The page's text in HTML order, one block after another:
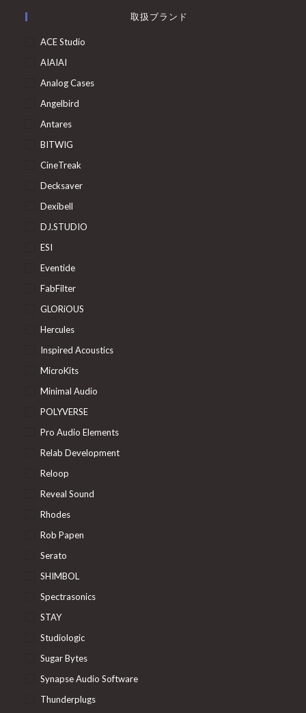
取扱ブランド
ACE Studio
AIAIAI
Analog Cases
Angelbird
Antares
BITWIG
CineTreak
Decksaver
Dexibell
DJ.STUDIO
ESI
Eventide
FabFilter
GLORiOUS
Hercules
Inspired Acoustics
MicroKits
Minimal Audio
POLYVERSE
Pro Audio Elements
Relab Development
Reloop
Reveal Sound
Rhodes
Rob Papen
Serato
SHIMBOL
Spectrasonics
STAY
Studiologic
Sugar Bytes
Synapse Audio Software
Thunderplugs